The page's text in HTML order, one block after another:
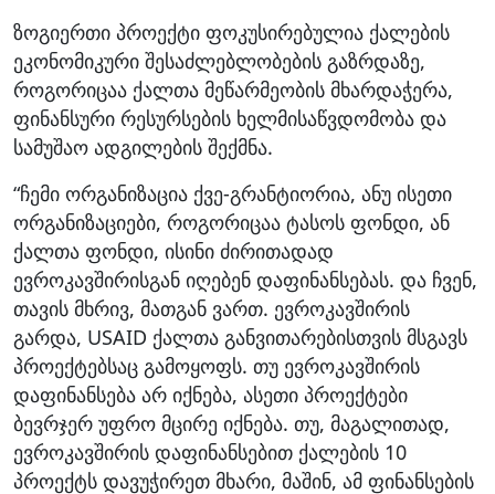
ზოგიერთი პროექტი ფოკუსირებულია ქალების
ეკონომიკური შესაძლებლობების გაზრდაზე,
როგორიცაა ქალთა მეწარმეობის მხარდაჭერა,
ფინანსური რესურსების ხელმისაწვდომობა და
სამუშაო ადგილების შექმნა.
“ჩემი ორგანიზაცია ქვე-გრანტიორია, ანუ ისეთი
ორგანიზაციები, როგორიცაა ტასოს ფონდი, ან
ქალთა ფონდი, ისინი ძირითადად
ევროკავშირისგან იღებენ დაფინანსებას. და ჩვენ,
თავის მხრივ, მათგან ვართ. ევროკავშირის
გარდა, USAID ქალთა განვითარებისთვის მსგავს
პროექტებსაც გამოყოფს. თუ ევროკავშირის
დაფინანსება არ იქნება, ასეთი პროექტები
ბევრჯერ უფრო მცირე იქნება. თუ, მაგალითად,
ევროკავშირის დაფინანსებით ქალების 10
პროექტს დავუჭირეთ მხარი, მაშინ, ამ ფინანსების